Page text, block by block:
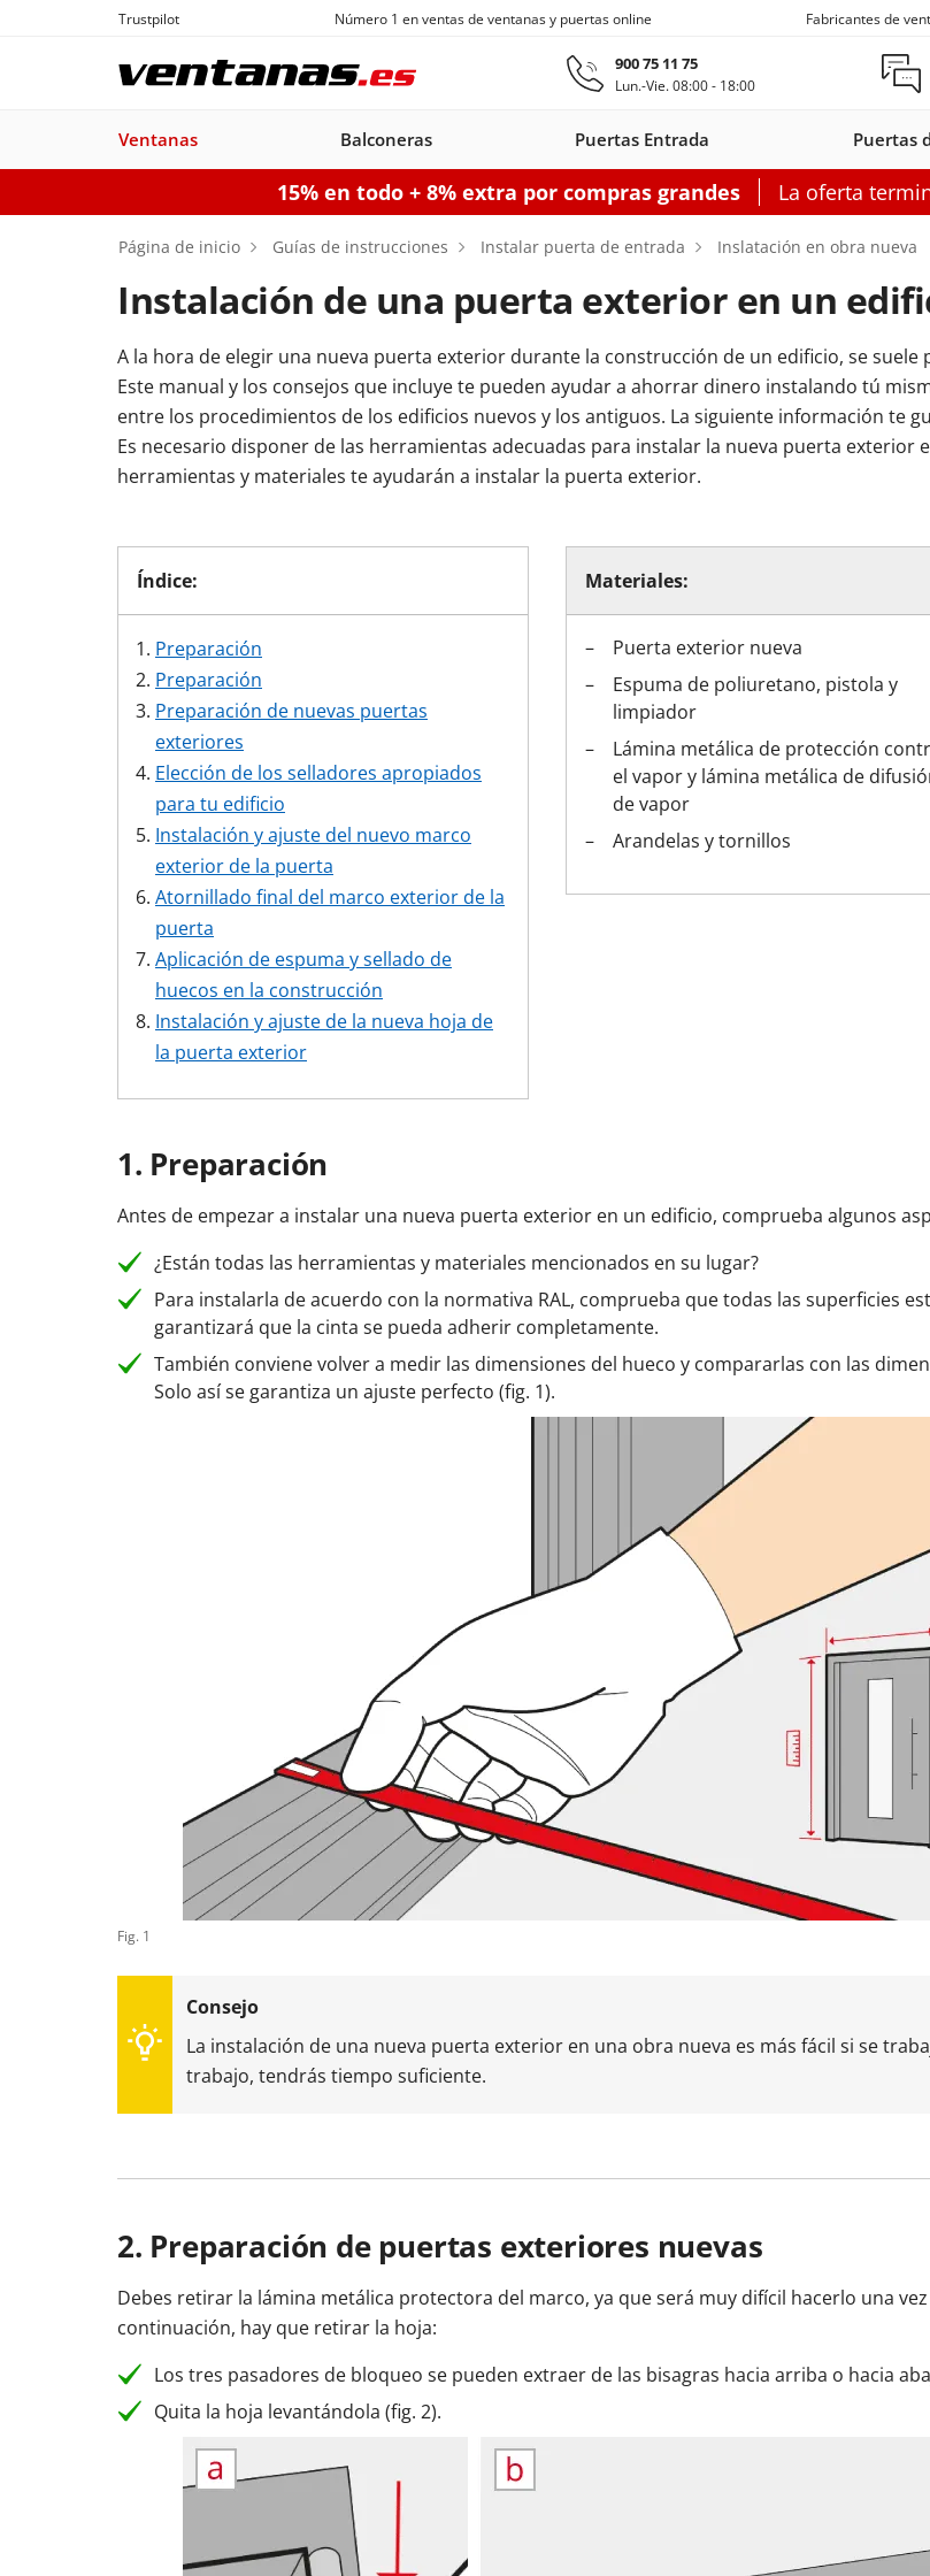
Ir al contenido principal
Trustpilot Número 1 en ventas de ventanas y puertas online Fabricantes de
900 75 11 75
Lun.-Vie. 08:00 - 18:00
Ventanas
Ventanas
PVC
Ventanas de
Aluminio
Ventanas con
persianas
Configurador ventanas
Ventanas de techo
Ventanas
de techo
Configurador
Claraboyas
Instrucciones y vídeos
Cómo instalar una ventana Vídeos
Balconeras
Balconeras PVC Balconeras Aluminio
Balconeras con
persianas
Balconeras correderas
Balconeras correderas
PVC
Configurador balconeras
Tamaños balconeras Balconeras Cortizo Balconeras Veka
Instrucciones y vídeos
Cómo instalar una balconera
Puertas Entrada
Puertas acorazadas
Puertas
acorazadas
Configurador puertas acorazadas
Puertas entrada
Puertas entrada
PVC
Puertas entrada
aluminio
Configurador puertas entrada
Puertas
Puertas auxiliares
acero
Tamaños puertas entrada Cerradura eléctrica
Instrucciones y vídeos
Instalar puerta de entrada
Puertas
Puertas de garaje seccionales
Manuales Motorizadas
Configurador puertas de garaje
15% en todo + 8% extra por compras grandes La oferta
Página de inicio Guías de instrucciones Instalar puerta de entrada Inslatación en obra nueva
Instalación de una puerta exterior en un
A la hora de elegir una nueva puerta exterior durante la construcción de un edificio, se
Este manual y los consejos que incluye te pueden ayudar a ahorrar dinero instalando tú
entre los procedimientos de los edificios nuevos y los antiguos. La siguiente información te
Es necesario disponer de las herramientas adecuadas para instalar la nueva puerta exterior
herramientas y materiales te ayudarán a instalar la puerta exterior.
Índice:
Preparación
Preparación
Preparación de nuevas puertas
exteriores
Elección de los selladores apropiados
para tu edificio
Instalación y ajuste del nuevo marco
exterior de la puerta
Atornillado final del marco exterior de la
puerta
Aplicación de espuma y sellado de
huecos en la construcción
Instalación y ajuste de la nueva hoja de
la puerta exterior
Materiales:
Puerta exterior nueva
Espuma de poliuretano, pistola y
limpiador
Lámina metálica de protección
el vapor y lámina metálica de
de vapor
Arandelas y tornillos
1. Preparación
Antes de empezar a instalar una nueva puerta exterior en un edificio, comprueba algunos
¿Están todas las herramientas y materiales mencionados en su lugar?
Para instalarla de acuerdo con la normativa RAL, comprueba que todas las superficies
garantizará que la cinta se pueda adherir completamente.
También conviene volver a medir las dimensiones del hueco y compararlas con las
Solo así se garantiza un ajuste perfecto (fig. 1).
Fig. 1
La instalación de una nueva puerta exterior en una obra nueva es más fácil si se
trabajo, tendrás tiempo suficiente.
2. Preparación de puertas exteriores nuevas
Debes retirar la lámina metálica protectora del marco, ya que será muy difícil hacerlo una
continuación, hay que retirar la hoja:
Los tres pasadores de bloqueo se pueden extraer de las bisagras hacia arriba o hacia
Quita la hoja levantándola (fig. 2).